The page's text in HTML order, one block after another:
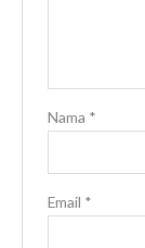
Nama *
Email *